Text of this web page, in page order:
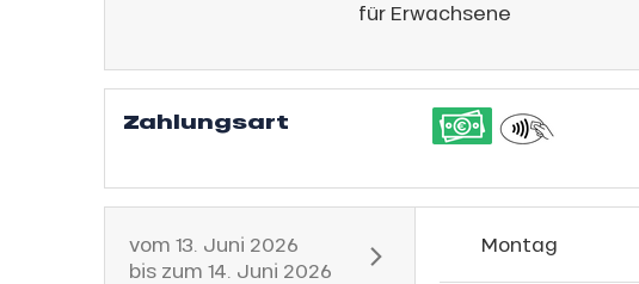
Glisse
für Erwachsene
Zahlungsart
vom 13. Juni 2026
bis zum 14. Juni 2026
Montag